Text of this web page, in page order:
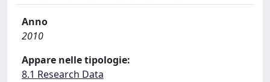
Anno
2010
Appare nelle tipologie:
8.1 Research Data